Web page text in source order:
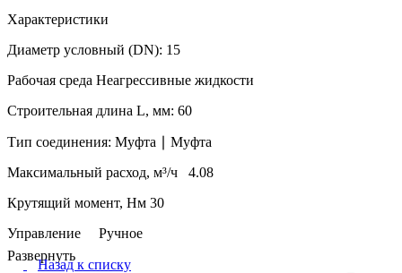
Характеристики
Диаметр условный (DN): 15
Рабочая среда Неагрессивные жидкости
Строительная длина L, мм: 60
Тип соединения: Муфта ∣ Муфта
Максимальный расход, м³/ч 4.08
Крутящий момент, Нм 30
Управление Ручное
Рабочее давление, Мпа: 1.6
Развернуть
Назад к списку